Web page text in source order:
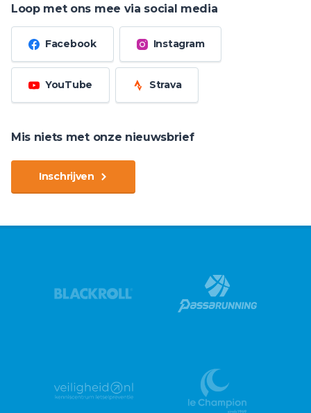
Loop met ons mee via social media
Facebook Instagram
YouTube Strava
Mis niets met onze nieuwsbrief
Inschrijven